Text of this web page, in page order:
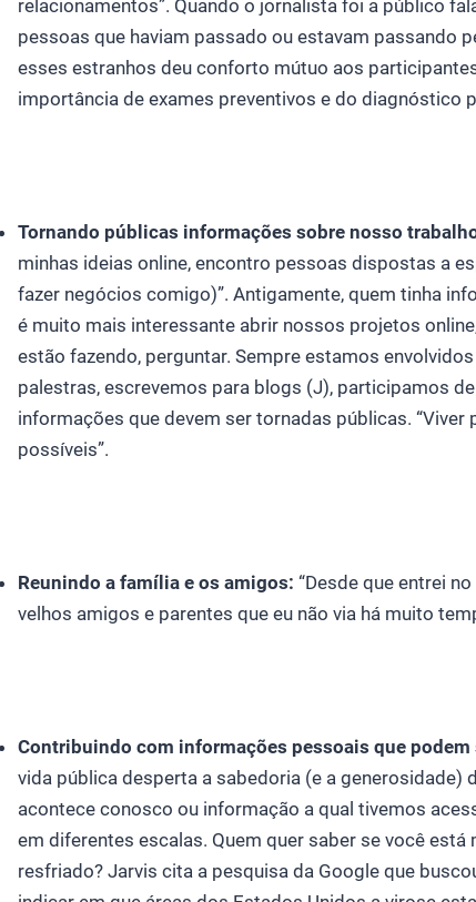
relacionamentos”. Quando o jornalista foi a público
pessoas que haviam passado ou estavam passando
esses estranhos deu conforto mútuo aos
importância de exames preventivos e do diagnóstico
Tornando públicas informações sobre nosso
minhas ideias online, encontro pessoas dispostas a
fazer negócios comigo)”. Antigamente, quem tinha
é muito mais interessante abrir nossos projetos
estão fazendo, perguntar. Sempre estamos
palestras, escrevemos para blogs (J), participamos
informações que devem ser tornadas públicas.
possíveis”.
Reunindo a família e os amigos: “Desde que entrei
velhos amigos e parentes que eu não via há muito
Contribuindo com informações pessoais que
vida pública desperta a sabedoria (e a generosidade)
acontece conosco ou informação a qual tivemos
em diferentes escalas. Quem quer saber se você
resfriado? Jarvis cita a pesquisa da Google que